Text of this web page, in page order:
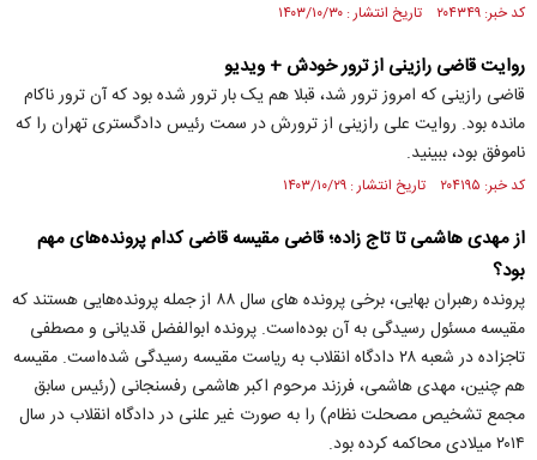
کد خبر: ۲۰۴۳۴۹ تاریخ انتشار : ۱۴۰۳/۱۰/۳۰
روایت قاضی رازینی از ترور خودش + ویدیو
قاضی رازینی که امروز ترور شد، قبلا هم یک بار ترور شده بود که آن ترور ناکام
مانده بود. روایت علی رازینی از ترورش در سمت رئیس دادگستری تهران را که
ناموفق بود، ببینید.
کد خبر: ۲۰۴۱۹۵ تاریخ انتشار : ۱۴۰۳/۱۰/۲۹
از مهدی هاشمی تا تاج زاده؛ قاضی مقیسه قاضی کدام پرونده‌های مهم
بود؟
پرونده رهبران بهایی، برخی پرونده های سال ۸۸ از جمله پرونده‌هایی هستند که
مقیسه مسئول رسیدگی به آن بوده‌است. پرونده ابوالفضل قدیانی و مصطفی
تاجزاده در شعبه ۲۸ دادگاه انقلاب به ریاست مقیسه رسیدگی شده‌است. مقیسه
هم چنین، مهدی هاشمی، فرزند مرحوم اکبر هاشمی رفسنجانی (رئیس سابق
مجمع تشخیص مصحلت نظام) را به صورت غیر علنی در دادگاه انقلاب در سال
۲۰۱۴ میلادی محاکمه کرده بود.